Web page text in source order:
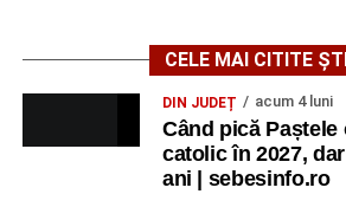
CELE MAI CITITE
DIN JUDEȚ acum 4 luni
Când pică Paștele
catolic în 2027,
ani | sebesinfo.ro